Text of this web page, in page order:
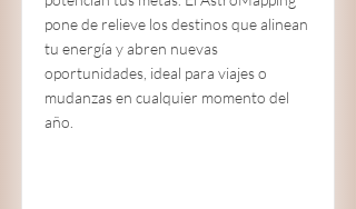
pone de relieve los destinos que alinean
tu energía y abren nuevas
oportunidades, ideal para viajes o
mudanzas en cualquier momento del
año.